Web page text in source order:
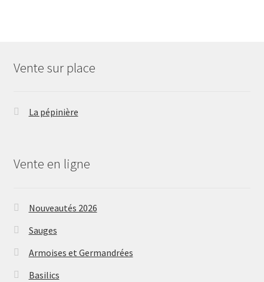
Vente sur place
La pépinière
Vente en ligne
Nouveautés 2026
Sauges
Armoises et Germandrées
Basilics